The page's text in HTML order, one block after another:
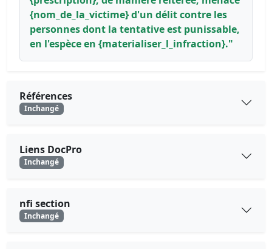
{nom_de_la_victime} d'un délit contre les
personnes dont la tentative est punissable,
en l'espèce en {materialiser_l_infraction}."
Références
Inchangé
Liens DocPro
Inchangé
nfi section
Inchangé